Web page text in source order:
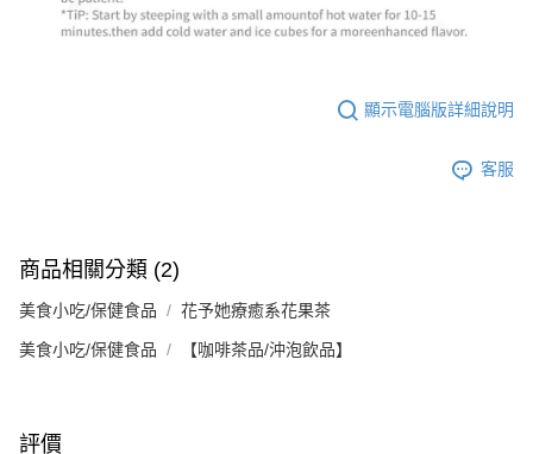
顯示電腦版詳細說明
客服
商品相關分類 (2)
美食小吃/保健食品 花予她療癒系花果茶
美食小吃/保健食品 【咖啡茶品/沖泡飲品】
評價